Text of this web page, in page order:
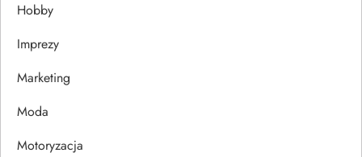
a
w
p
Hobby
Imprezy
Marketing
Moda
Motoryzacja